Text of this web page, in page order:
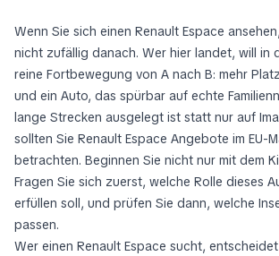
Wenn Sie sich einen Renault Espace
nicht zufällig danach. Wer hier landet, will in
reine Fortbewegung von A nach B: mehr
und ein Auto, das spürbar auf echte
lange Strecken ausgelegt ist statt nur auf
sollten Sie Renault Espace Angebote im EU-
betrachten. Beginnen Sie nicht nur mit dem
Fragen Sie sich zuerst, welche Rolle dieses
erfüllen soll, und prüfen Sie dann, welche
passen.
Wer einen Renault Espace sucht,